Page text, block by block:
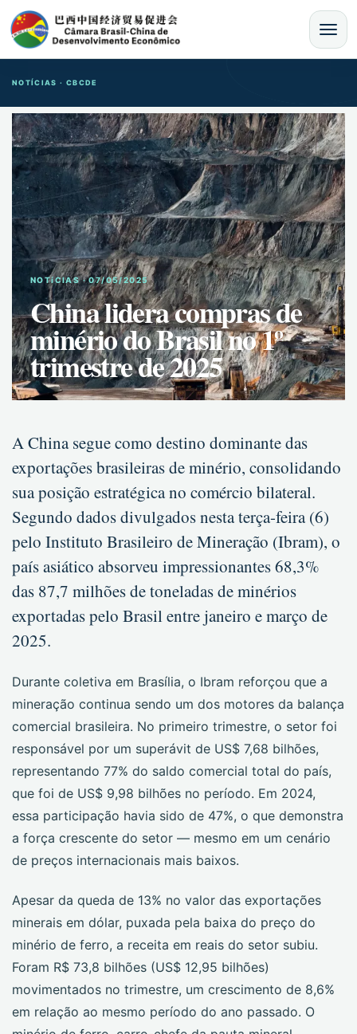
MENU
NOTÍCIAS · CBCDE
NOTíCIAS · 07/05/2025
China lidera compras de
minério do Brasil no 1º
trimestre de 2025
A China segue como destino dominante das
exportações brasileiras de minério, consolidando
sua posição estratégica no comércio bilateral.
Segundo dados divulgados nesta terça-feira (6)
pelo Instituto Brasileiro de Mineração (Ibram), o
país asiático absorveu impressionantes 68,3%
das 87,7 milhões de toneladas de minérios
exportadas pelo Brasil entre janeiro e março de
2025.
Durante coletiva em Brasília, o Ibram reforçou que a
mineração continua sendo um dos motores da balança
comercial brasileira. No primeiro trimestre, o setor foi
responsável por um superávit de US$ 7,68 bilhões,
representando 77% do saldo comercial total do país,
que foi de US$ 9,98 bilhões no período. Em 2024,
essa participação havia sido de 47%, o que demonstra
a força crescente do setor — mesmo em um cenário
de preços internacionais mais baixos.
Apesar da queda de 13% no valor das exportações
minerais em dólar, puxada pela baixa do preço do
minério de ferro, a receita em reais do setor subiu.
Foram R$ 73,8 bilhões (US$ 12,95 bilhões)
movimentados no trimestre, um crescimento de 8,6%
em relação ao mesmo período do ano passado. O